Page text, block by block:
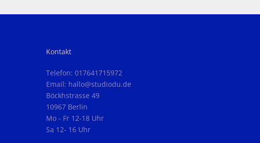
Kontakt
Telefon: 017641715972
Email: hallo@studiodu.de
Böckhstrasse 49
10967 Berlin
Mo - Fr 12-18 Uhr
Sa 12- 16 Uhr